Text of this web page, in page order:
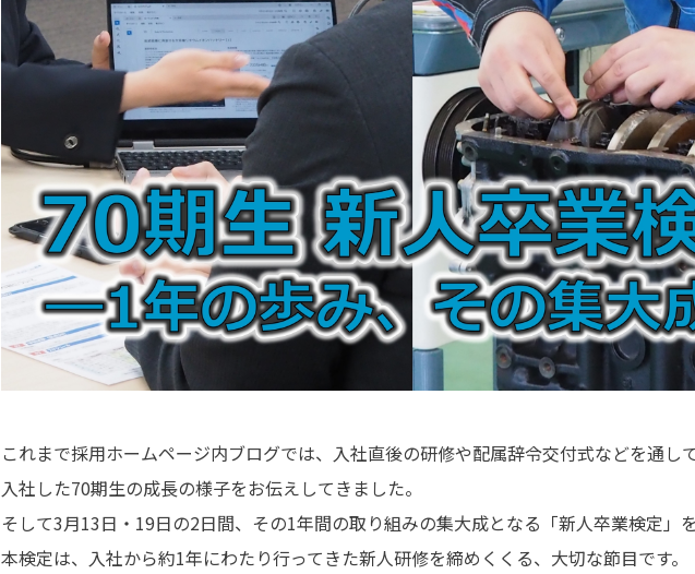
これまで採用ホームページ内ブログでは、入社直後の研修や配属辞令交付式などを通し
入社した70期生の成長の様子をお伝えしてきました。
そして3月13日・19日の2日間、その1年間の取り組みの集大成となる「新人卒業検定」
本検定は、入社から約1年にわたり行ってきた新人研修を締めくくる、大切な節目です。